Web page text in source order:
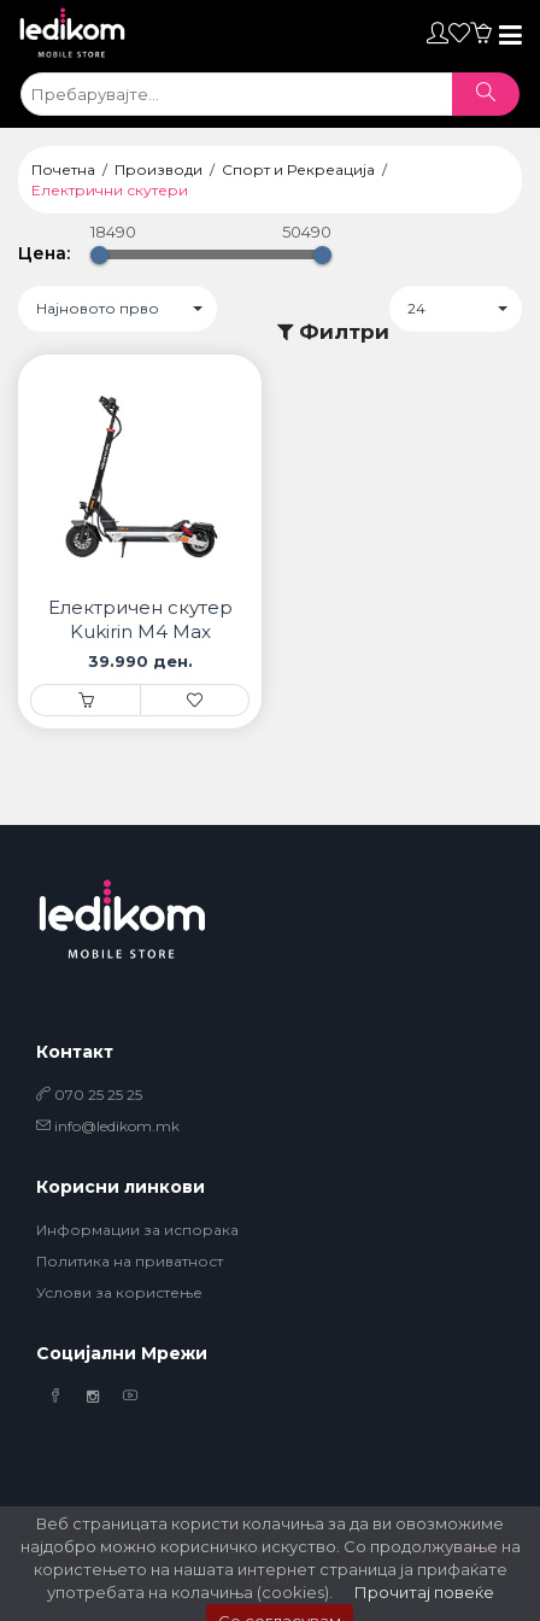
Почетна Производи
Спорт и Рекреација
Електрични скутери
Цена:
18490 50490
Најновото прво 24
Филтри
Електричен скутер
Kukirin M4 Max
39.990 ден.
Веб страницата користи колачиња за да ви овозможиме
најдобро можно корисничко искуство. Со продолжување на
користењето на нашата интернет страница ја прифаќате
употребата на колачиња (cookies).
Прочитај повеќе
Контакт
070 25 25 25
info@ledikom.mk
Корисни линкови
Информации за испорака
Политика на приватност
Услови за користење
Социјални Мрежи
© 2026 Ledikom Mobile Store. All Rights Reserved. Developed byGSM Media
DOOEL
ТАБЛЕТИ
• Samsung
ПАМЕТНИ ЧАСОВНИЦИ
• Apple watch
• Galaxy watch
ПАМЕТНИ УРЕДИ ЗА БЕЗБЕДНОСТ